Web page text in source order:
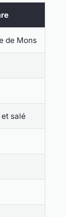
de Mons
salé